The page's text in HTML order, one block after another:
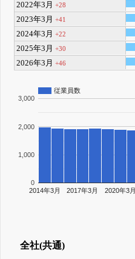
2022年3月+28
2023年3月+41
2024年3月+22
2025年3月+30
2026年3月+46
従業員数
2014年3月 2017年3月 2020年3月
0
1,000
2,000
3,000
全社(共通)